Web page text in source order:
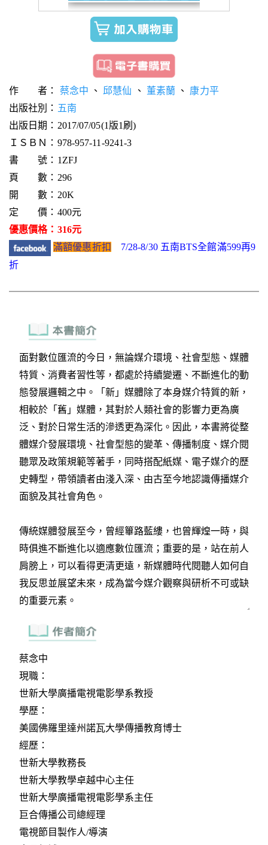
作 者： 蔡念中 、 邱慧仙 、 董素蘭 、 康力平
出版社別： 五南
出版日期：2017/07/05(1版1刷)
ＩＳＢＮ：978-957-11-9241-3
書 號：1ZFJ
頁 數：296
開 數：20K
定 價：400元
優惠價格：316元
滿額優惠折扣
7/28-8/30 五南BTS全館滿599再9
折